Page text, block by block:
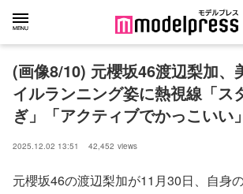
(画像8/10) 元櫻坂46渡辺梨加、
イルランニング姿に熱視線「ス
ぎ」「アクティブでかっこいい」
2025.12.02 13:51 42,452 views
元櫻坂46の渡辺梨加が11月30日、自身